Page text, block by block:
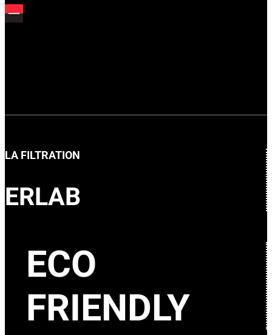
LA FILTRATION
ERLAB
ECO
FRIENDLY